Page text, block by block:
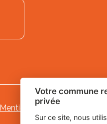
légales
Votre commune
privée
Sur ce site, nous